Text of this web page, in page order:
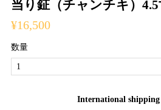
当り鉦（チャンチキ）
¥16,500
数量
International shipping